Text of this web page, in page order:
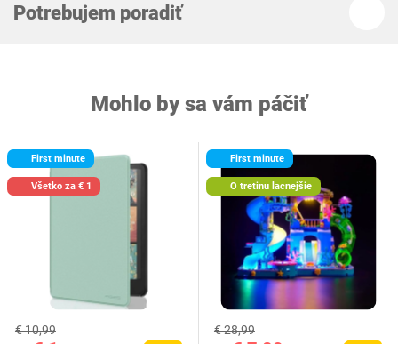
Potrebujem poradiť
Mohlo by sa vám páčiť
First minute
Všetko za € 1
€ 10,99
First minute
O tretinu lacnejšie
€ 28,99